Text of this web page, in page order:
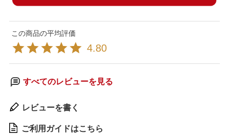
4.80
すべてのレビューを見る
レビューを書く
ご利用ガイドはこちら